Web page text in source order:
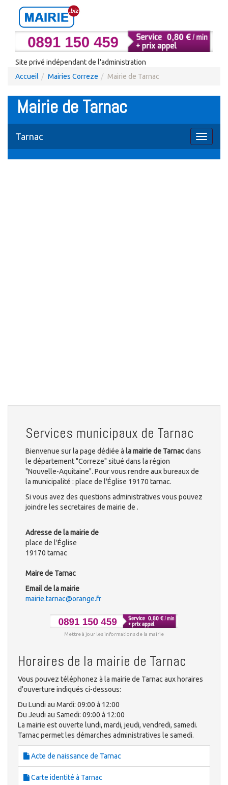
Site privé indépendant de l'administration
Accueil
Mairies Correze Mairie de Tarnac
Mairie de Tarnac
Toggle
Tarnac
Services municipaux de Tarnac
Bienvenue sur la page dédiée à la mairie de Tarnacdans
le département "Correze" situé dans la région
"Nouvelle-Aquitaine". Pour vous rendre aux bureaux de
la municipalité : place de l'Église 19170 tarnac.
Si vous avez des questions administratives vous pouvez
joindre les secretaires de mairie de .
Adresse de la mairie de
place de l'Église
19170 tarnac
Maire de Tarnac
Email de la mairie
mairie.tarnac@orange.fr
Mettre à jour les informations de la mairie
Horaires de la mairie de Tarnac
Vous pouvez téléphonez à la mairie de Tarnac aux horaires
d'ouverture indiqués ci-dessous:
Du Lundi au Mardi: 09:00 à 12:00
Du Jeudi au Samedi: 09:00 à 12:00
La mairie est ouverte lundi, mardi, jeudi, vendredi, samedi.
Tarnac permet les démarches administratives le samedi.
Acte de naissance de Tarnac
Carte identité à Tarnac